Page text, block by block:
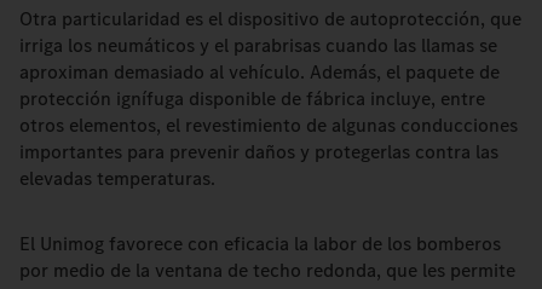
Otra particularidad es el dispositivo de autoprotección, que
irriga los neumáticos y el parabrisas cuando las llamas se
aproximan demasiado al vehículo. Además, el paquete de
protección ignífuga disponible de fábrica incluye, entre
otros elementos, el revestimiento de algunas conducciones
importantes para prevenir daños y protegerlas contra las
elevadas temperaturas.
El Unimog favorece con eficacia la labor de los bomberos
por medio de la ventana de techo redonda, que les permite